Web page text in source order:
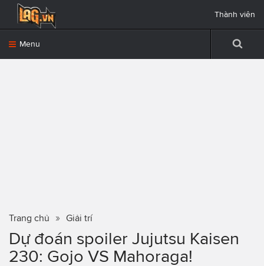
Menu
Thành viên
Trang chủ Giải trí
Dự đoán spoiler Jujutsu Kaisen
230: Gojo VS Mahoraga!